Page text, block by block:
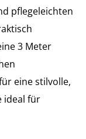
pflegeleichten
3 Meter
eine stilvolle,
ideal für